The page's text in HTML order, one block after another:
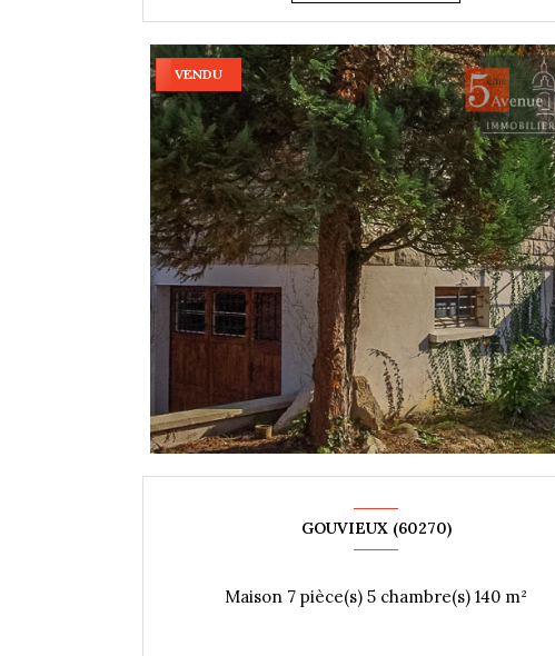
VENDU
GOUVIEUX (60270)
Maison 7 pièce(s) 5 chambre(s) 140 m²